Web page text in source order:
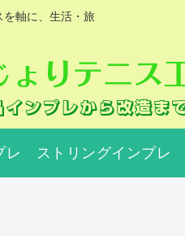
を軸に、生活・旅
レ ストリングインプレ